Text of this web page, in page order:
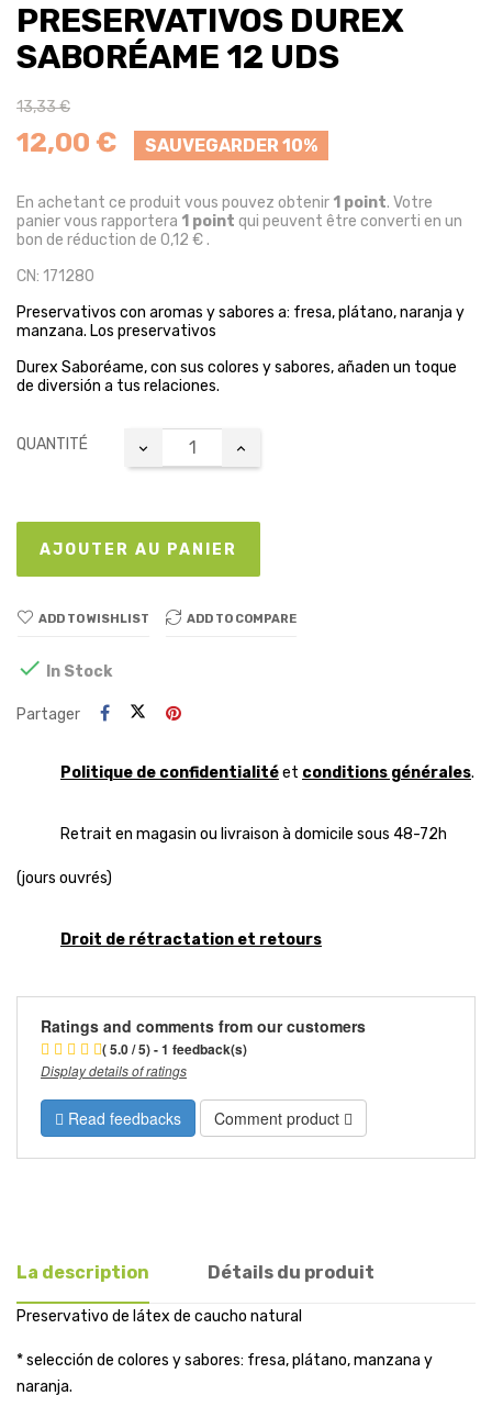
PRESERVATIVOS DUREX
SABORÉAME 12 UDS
13,33 €
12,00 € SAUVEGARDER 10%
En achetant ce produit vous pouvez obtenir 1 point. Votre
panier vous rapportera 1 point qui peuvent être converti en un
bon de réduction de 0,12 €.
CN: 171280
Preservativos con aromas y sabores a: fresa, plátano, naranja y
manzana. Los preservativos
Durex Saboréame, con sus colores y sabores, añaden un toque
de diversión a tus relaciones.
QUANTITÉ
AJOUTER AU PANIER
ADD TO WISHLIST ADD TO COMPARE
 In Stock
Partager
Politique de confidentialitéet conditions générales.
Retrait en magasin ou livraison à domicile sous 48-72h
(jours ouvrés)
Droit de rétractation et retours
Ratings and comments from our customers
( 5.0 / 5) - 1 feedback(s)
Display details of ratings
Read feedbacks Comment product
La description Détails du produit
Preservativo de látex de caucho natural
* selección de colores y sabores: fresa, plátano, manzana y
naranja.